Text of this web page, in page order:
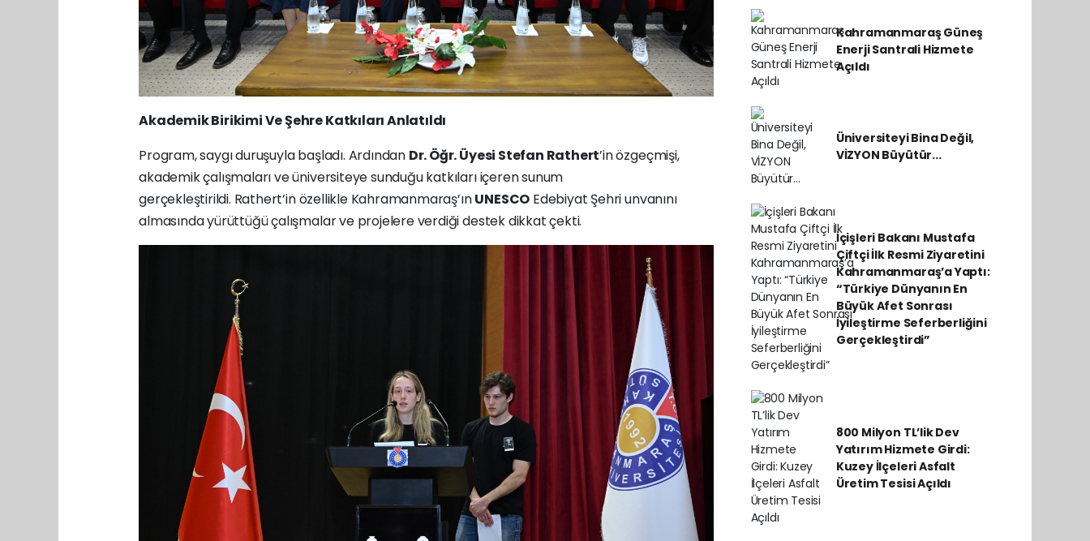
Akademik Birikimi Ve Şehre Katkıları Anlatıldı
Program, saygı duruşuyla başladı. Ardından Dr. Öğr. Üyesi Stefan Rathert’in özgeçmişi,
akademik çalışmaları ve üniversiteye sunduğu katkıları içeren sunum
gerçekleştirildi. Rathert’in özellikle Kahramanmaraş’ınUNESCO Edebiyat Şehri unvanını
almasında yürüttüğü çalışmalar ve projelere verdiği destek dikkat çekti.
Kahramanmaraş Güneş
Enerji Santrali Hizmete
Açıldı
Üniversiteyi Bina Değil,
VİZYON Büyütür...
İçişleri Bakanı Mustafa
Çiftçi İlk Resmi Ziyaretini
Kahramanmaraş’a Yaptı:
“Türkiye Dünyanın En
Büyük Afet Sonrası
İyileştirme Seferberliğini
Gerçekleştirdi”
800 Milyon TL’lik Dev
Yatırım Hizmete Girdi:
Kuzey İlçeleri Asfalt
Üretim Tesisi Açıldı